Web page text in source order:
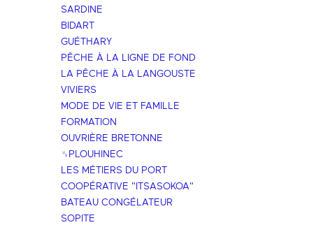
SARDINE
BIDART
GUÉTHARY
PÊCHE À LA LIGNE DE FOND
LA PÊCHE À LA LANGOUSTE
VIVIERS
MODE DE VIE ET FAMILLE
FORMATION
OUVRIÈRE BRETONNE
␟PLOUHINEC
LES MÉTIERS DU PORT
COOPÉRATIVE "ITSASOKOA"
BATEAU CONGÉLATEUR
SOPITE